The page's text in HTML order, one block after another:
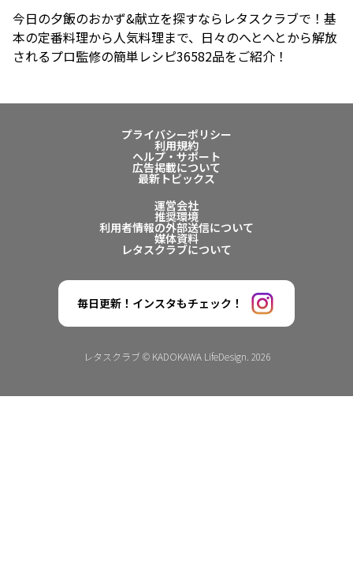
今日の夕飯のおかず&献立を探すならレタスクラブで！基
本の定番料理から人気料理まで、日々のへとへとから解放
されるプロ監修の簡単レシピ36582品をご紹介！
プライバシーポリシー
利用規約
ヘルプ・サポート
広告掲載について
最新トピックス
運営会社
推奨環境
利用者情報の外部送信について
媒体資料
レタスクラブについて
毎日更新！インスタもチェック！
レタスクラブ © KADOKAWA LifeDesign. 2026